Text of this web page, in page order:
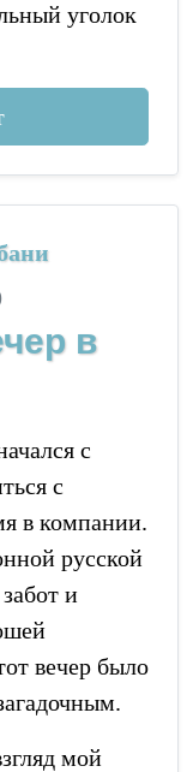
уголок
в
с
с
в компании.
русской
и
вечер было
мой